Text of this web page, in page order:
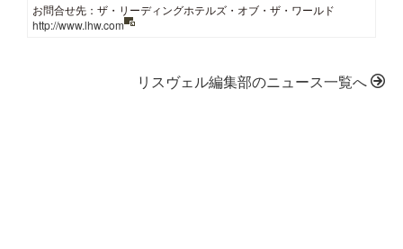
お問合せ先：ザ・リーディングホテルズ・オブ・ザ・ワールド
http://www.lhw.com
リスヴェル編集部のニュース一覧へ